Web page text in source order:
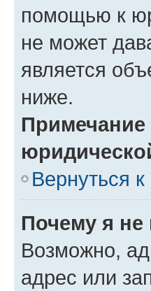
помощью к
не может
является
ниже.
Примечание
Вернуться
Почему я не
Возможно,
адрес или